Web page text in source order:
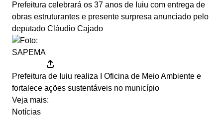
Prefeitura celebrará os 37 anos de Iuiu com entrega de
obras estruturantes e presente surpresa anunciado pelo
deputado Cláudio Cajado
SAPEMA
Prefeitura de Iuiu realiza I Oficina de Meio Ambiente e
fortalece ações sustentáveis no município
Veja mais:
Notícias